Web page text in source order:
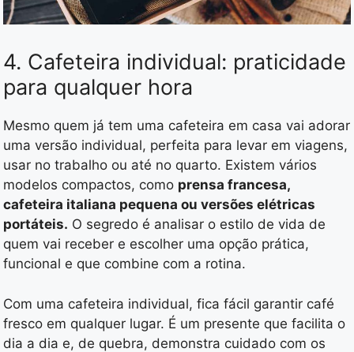
4. Cafeteira individual: praticidade
para qualquer hora
Mesmo quem já tem uma cafeteira em casa vai adorar
uma versão individual, perfeita para levar em viagens,
usar no trabalho ou até no quarto. Existem vários
modelos compactos, como prensa francesa,
cafeteira italiana pequena ou versões elétricas
portáteis. O segredo é analisar o estilo de vida de
quem vai receber e escolher uma opção prática,
funcional e que combine com a rotina.
Com uma cafeteira individual, fica fácil garantir café
fresco em qualquer lugar. É um presente que facilita o
dia a dia e, de quebra, demonstra cuidado com os